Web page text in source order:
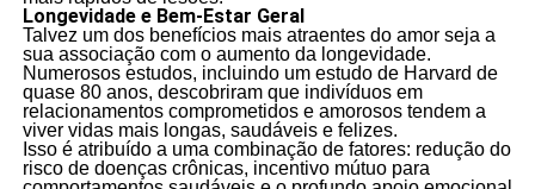
Longevidade e Bem-Estar Geral
Talvez um dos benefícios mais atraentes do amor seja a
sua associação com o aumento da longevidade.
Numerosos estudos, incluindo um estudo de Harvard de
quase 80 anos, descobriram que indivíduos em
relacionamentos comprometidos e amorosos tendem a
viver vidas mais longas, saudáveis e felizes.
Isso é atribuído a uma combinação de fatores: redução do
risco de doenças crônicas, incentivo mútuo para